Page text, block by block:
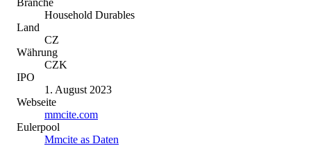
Household Durables
Land
CZ
Währung
CZK
IPO
1. August 2023
Webseite
mmcite.com
Eulerpool
Mmcite as Daten